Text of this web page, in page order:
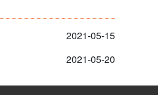
2021-05-15
2021-05-20